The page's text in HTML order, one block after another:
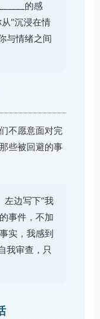
的感
“沉浸在情
与情绪之间
不愿意面对完
些被回避的事
左边写下“我
事件，不加
实，我感到
我审查，只